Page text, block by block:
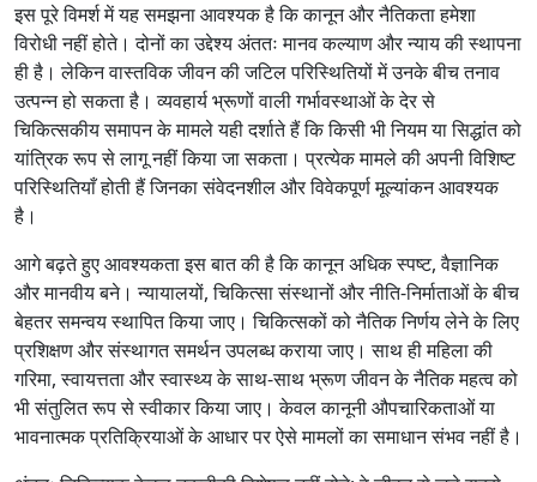
इस पूरे विमर्श में यह समझना आवश्यक है कि कानून और नैतिकता हमेशा
विरोधी नहीं होते। दोनों का उद्देश्य अंततः मानव कल्याण और न्याय की स्थापना
ही है। लेकिन वास्तविक जीवन की जटिल परिस्थितियों में उनके बीच तनाव
उत्पन्न हो सकता है। व्यवहार्य भ्रूणों वाली गर्भावस्थाओं के देर से
चिकित्सकीय समापन के मामले यही दर्शाते हैं कि किसी भी नियम या सिद्धांत को
यांत्रिक रूप से लागू नहीं किया जा सकता। प्रत्येक मामले की अपनी विशिष्ट
परिस्थितियाँ होती हैं जिनका संवेदनशील और विवेकपूर्ण मूल्यांकन आवश्यक
है।
आगे बढ़ते हुए आवश्यकता इस बात की है कि कानून अधिक स्पष्ट, वैज्ञानिक
और मानवीय बने। न्यायालयों, चिकित्सा संस्थानों और नीति-निर्माताओं के बीच
बेहतर समन्वय स्थापित किया जाए। चिकित्सकों को नैतिक निर्णय लेने के लिए
प्रशिक्षण और संस्थागत समर्थन उपलब्ध कराया जाए। साथ ही महिला की
गरिमा, स्वायत्तता और स्वास्थ्य के साथ-साथ भ्रूण जीवन के नैतिक महत्व को
भी संतुलित रूप से स्वीकार किया जाए। केवल कानूनी औपचारिकताओं या
भावनात्मक प्रतिक्रियाओं के आधार पर ऐसे मामलों का समाधान संभव नहीं है।